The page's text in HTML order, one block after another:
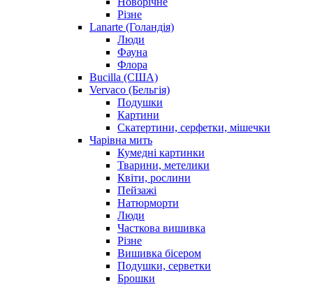
Різне
Lanarte (Голандія)
Люди
Фауна
Флора
Bucilla (США)
Vervaco (Бельгія)
Подушки
Картини
Скатертини, серфетки, мішечки
Чарiвна мить
Кумедні картинки
Тварини, метелики
Квіти, рослини
Пейзажі
Натюрморти
Люди
Часткова вишивка
Різне
Вишивка бісером
Подушки, серветки
Брошки